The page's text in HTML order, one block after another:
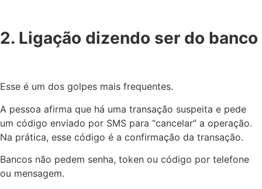
2. Ligação dizendo ser do banco
Esse é um dos golpes mais frequentes.
A pessoa afirma que há uma transação suspeita e pede
um código enviado por SMS para “cancelar” a operação.
Na prática, esse código é a confirmação da transação.
Bancos não pedem senha, token ou código por telefone
ou mensagem.